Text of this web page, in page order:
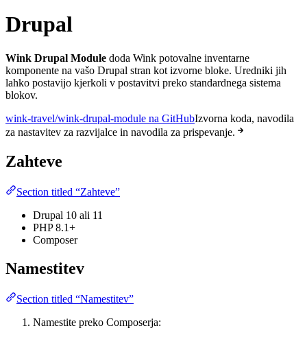
Drupal
Wink Drupal Module doda Wink potovalne inventarne
komponente na vašo Drupal stran kot izvorne bloke. Uredniki jih
lahko postavijo kjerkoli v postavitvi preko standardnega sistema
blokov.
wink-travel/wink-drupal-module na GitHubIzvorna koda, navodila
za nastavitev za razvijalce in navodila za prispevanje.
Zahteve
Section titled “Zahteve”
Drupal 10 ali 11
PHP 8.1+
Composer
Namestitev
Section titled “Namestitev”
Namestite preko Composerja: